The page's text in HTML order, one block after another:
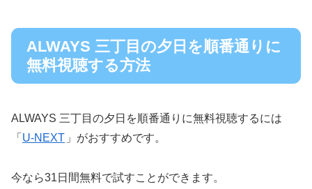
ALWAYS 三丁目の夕日‎を順番通りに
無料視聴する方法
ALWAYS 三丁目の夕日‎を順番通りに無料視聴するには
「 U-NEXT 」がおすすめです。
今なら31日間無料で試すことができます。